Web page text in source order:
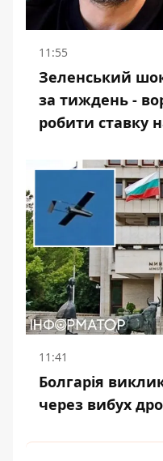
11:55
Зеленський
за тиждень -
робити ставку
11:41
Болгарія
через вибух